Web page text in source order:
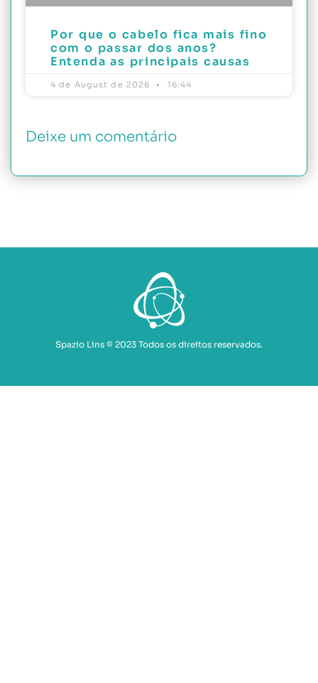
Por que o cabelo fica mais fino
com o passar dos anos?
Entenda as principais causas
4 de August de 2026 16:44
Deixe um comentário
Spazio Lins © 2023 Todos os direitos reservados.